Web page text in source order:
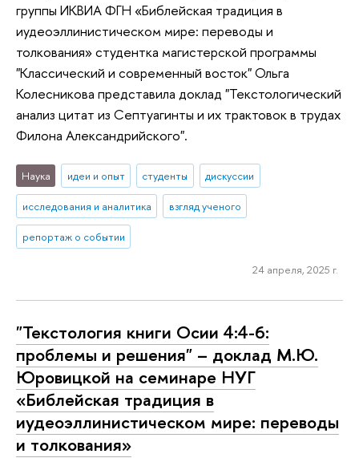
группы ИКВИА ФГН «Библейская традиция в
иудеоэллинистическом мире: переводы и
толкования» cтудентка магистерской программы
"Классический и современный восток" Ольга
Колесникова представила доклад "Текстологический
анализ цитат из Септуагинты и их трактовок в трудах
Филона Александрийского".
Наука идеи и опыт студенты дискуссии
исследования и аналитика взгляд ученого
репортаж о событии
24 апреля, 2025 г.
"Текстология книги Осии 4:4-6:
проблемы и решения" – доклад М.Ю.
Юровицкой на семинаре НУГ
«Библейская традиция в
иудеоэллинистическом мире: переводы
и толкования»